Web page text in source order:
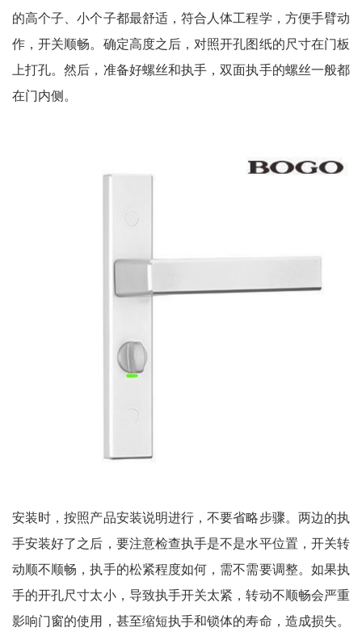
的高个子、小个子都最舒适，符合人体工程学，方便手臂动
作，开关顺畅。确定高度之后，对照开孔图纸的尺寸在门板
上打孔。然后，准备好螺丝和执手，双面执手的螺丝一般都
在门内侧。
安装时，按照产品安装说明进行，不要省略步骤。两边的执
手安装好了之后，要注意检查执手是不是水平位置，开关转
动顺不顺畅，执手的松紧程度如何，需不需要调整。如果执
手的开孔尺寸太小，导致执手开关太紧，转动不顺畅会严重
影响门窗的使用，甚至缩短执手和锁体的寿命，造成损失。